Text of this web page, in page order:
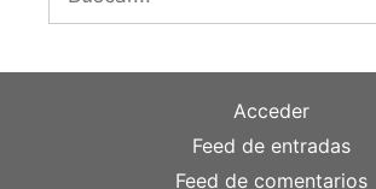
Acceder
Feed de entradas
Feed de comentarios